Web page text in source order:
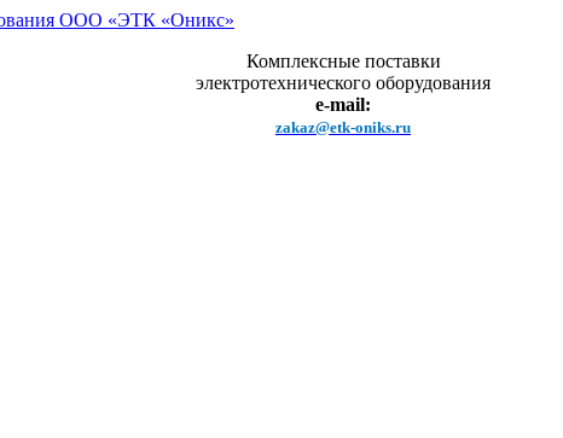
Комплексные поставки
электротехнического оборудования
e-mail:
zakaz@etk-oniks.ru